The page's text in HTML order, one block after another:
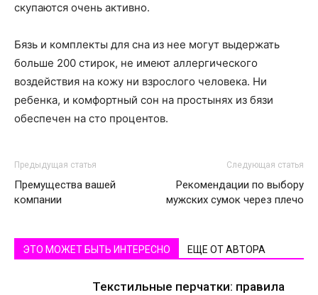
скупаются очень активно.
Бязь и комплекты для сна из нее могут выдержать
больше 200 стирок, не имеют аллергического
воздействия на кожу ни взрослого человека. Ни
ребенка, и комфортный сон на простынях из бязи
обеспечен на сто процентов.
Предыдущая статья
Премущества вашей
компании
Следующая статья
Рекомендации по выбору
мужских сумок через плечо
ЭТО МОЖЕТ БЫТЬ ИНТЕРЕСНО ЕЩЕ ОТ АВТОРА
Текстильные перчатки: правила